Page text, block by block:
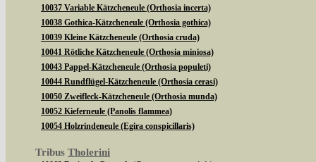
10037 Variable Kätzcheneule (Orthosia incerta)
10038 Gothica-Kätzcheneule (Orthosia gothica)
10039 Kleine Kätzcheneule (Orthosia cruda)
10041 Rötliche Kätzcheneule (Orthosia miniosa)
10043 Pappel-Kätzcheneule (Orthosia populeti)
10044 Rundflügel-Kätzcheneule (Orthosia cerasi)
10050 Zweifleck-Kätzcheneule (Orthosia munda)
10052 Kieferneule (Panolis flammea)
10054 Holzrindeneule (Egira conspicillaris)
Tribus Tholerini